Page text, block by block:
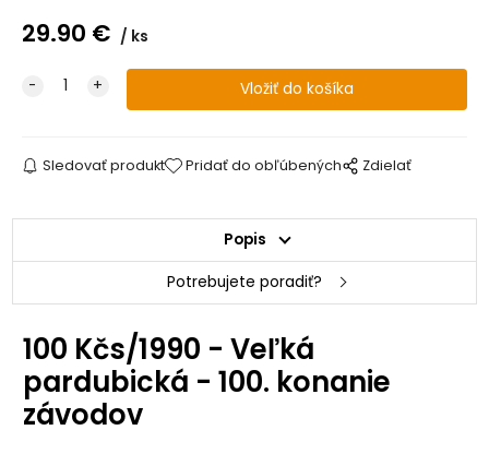
29.90 € ks
Sledovať produkt Pridať do obľúbených Zdielať
Popis
Potrebujete poradiť?
100 Kčs/1990 - Veľká
pardubická - 100. konanie
závodov